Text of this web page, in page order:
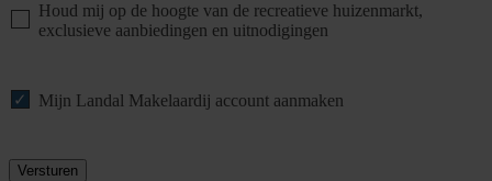
Houd mij op de hoogte van de recreatieve huizenmarkt,
exclusieve aanbiedingen en uitnodigingen
Mijn Landal Makelaardij account aanmaken
Versturen